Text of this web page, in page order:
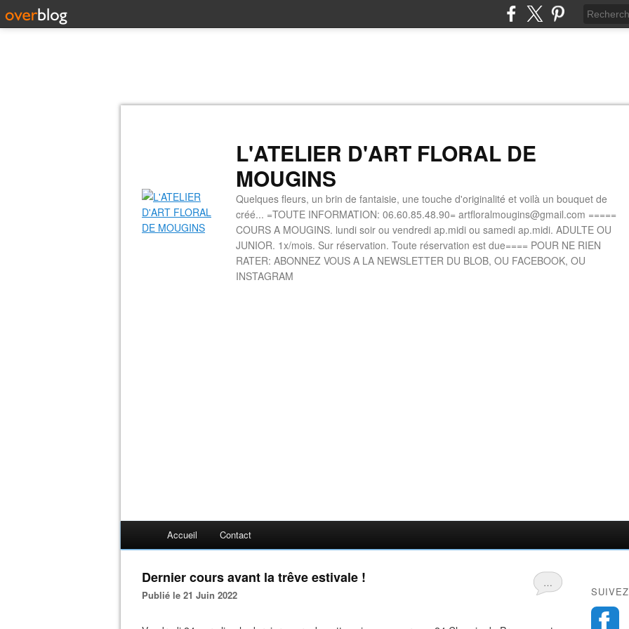
L'ATELIER D'ART FLORAL DE
MOUGINS
Quelques fleurs, un brin de fantaisie, une touche d'originalité et voilà un bouquet de
créé... =TOUTE INFORMATION: 06.60.85.48.90= artfloralmougins@gmail.com =====
COURS A MOUGINS. lundi soir ou vendredi ap.midi ou samedi ap.midi. ADULTE OU
JUNIOR. 1x/mois. Sur réservation. Toute réservation est due==== POUR NE RIEN
RATER: ABONNEZ VOUS A LA NEWSLETTER DU BLOB, OU FACEBOOK, OU
INSTAGRAM
Accueil Contact
…
Dernier cours avant la trêve estivale !
Publié le 21 Juin 2022